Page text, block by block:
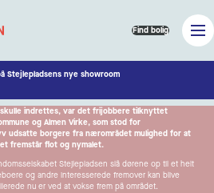
Find bolig
Stejlepladsens nye showroom
skulle indrettes, var det frijobbere tilknyttet
og Almen Virke, som stod for
udsatte borgere fra nærområdet mulighed for at
fremstår flot og nymalet.
Stejlepladsen slå dørene op til et helt
og andre interesserede fremover kan blive
nu er ved at vokse frem på området.